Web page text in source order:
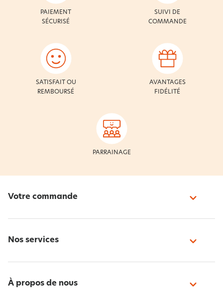
PAIEMENT
SÉCURISÉ
SUIVI DE
COMMANDE
SATISFAIT OU
REMBOURSÉ
AVANTAGES
FIDÉLITÉ
PARRAINAGE
Votre commande
Nos services
À propos de nous